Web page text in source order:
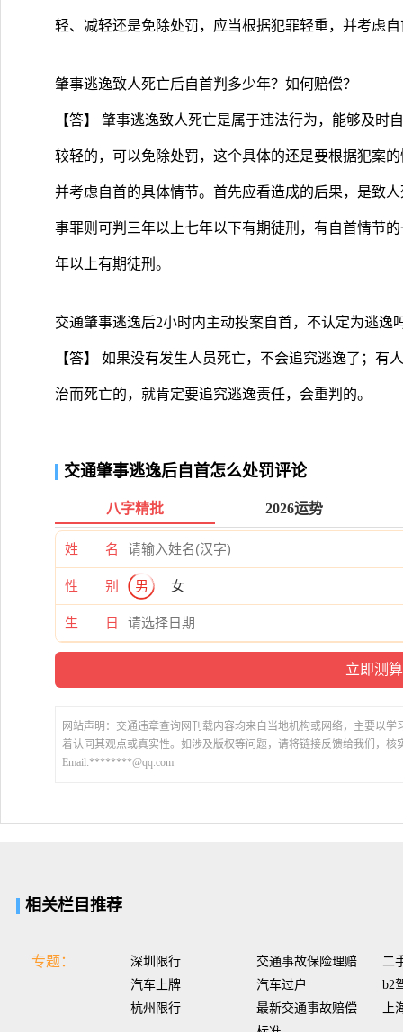
轻、减轻还是免除处罚，应当根据犯罪轻重，并考虑
肇事逃逸致人死亡后自首判多少年？如何赔偿？
【答】 肇事逃逸致人死亡是属于违法行为，能够及时
较轻的，可以免除处罚，这个具体的还是要根据犯案
并考虑自首的具体情节。首先应看造成的后果，是致
事罪则可判三年以上七年以下有期徒刑，有自首情节
年以上有期徒刑。
交通肇事逃逸后2小时内主动投案自首，不认定为逃逸
【答】 如果没有发生人员死亡，不会追究逃逸了；有
治而死亡的，就肯定要追究逃逸责任，会重判的。
交通肇事逃逸后自首怎么处罚评论
八字精批 2026运势
姓 名
性 别 男 女
生 日
网站声明：交通违章查询网刊载内容均来自当地机构或网络，主要以
着认同其观点或真实性。如涉及版权等问题，请将链接反馈给我们，核
Email:********@qq.com
相关栏目推荐
专题： 深圳限行 交通事故保险理赔
二
汽车上牌
汽车过户
b2
杭州限行
最新交通事故赔偿
上